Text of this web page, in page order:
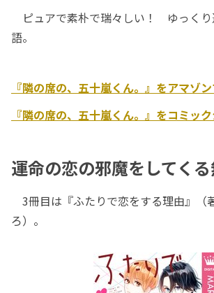
ピュアで素朴で瑞々しい！ ゆっくり
語。
『隣の席の、五十嵐くん。』をアマゾ
『隣の席の、五十嵐くん。』をコミッ
運命の恋の邪魔をしてく
3冊目は『ふたりで恋をする理由』（
ろ）。